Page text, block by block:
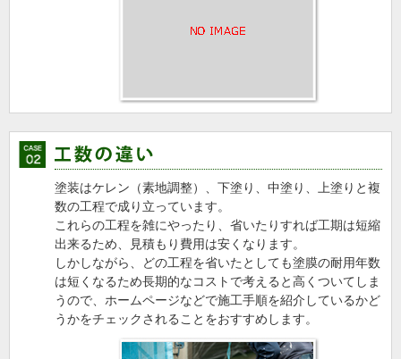
塗装はケレン（素地調整）、下塗り、中塗り、上塗りと複
数の工程で成り立っています。
これらの工程を雑にやったり、省いたりすれば工期は短縮
出来るため、見積もり費用は安くなります。
しかしながら、どの工程を省いたとしても塗膜の耐用年数
は短くなるため長期的なコストで考えると高くついてしま
うので、ホームページなどで施工手順を紹介しているかど
うかをチェックされることをおすすめします。